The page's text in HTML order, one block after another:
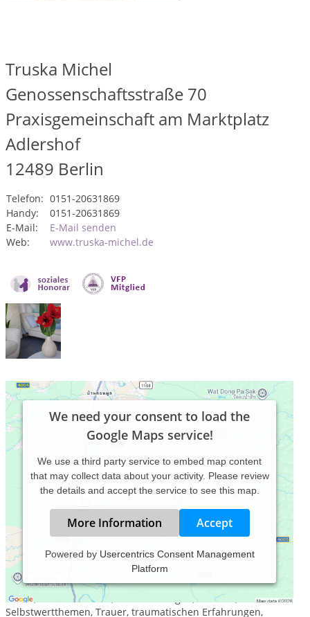
Truska Michel
Genossenschaftsstraße 70
Praxisgemeinschaft am Marktplatz
Adlershof
12489 Berlin
Telefon: 0151-20631869
Handy:
0151-20631869
E-Mail:
E-Mail senden
Web:
www.truska-michel.de
We need your consent to load the
Google Maps service!
We use a third party service to embed map content
that may collect data about your activity. Please review
the details and accept the service to see this map.
More Information Accept
Powered by Usercentrics Consent Management
Platform
Ich begleite Menschen in Lebens- und Beziehungskrisen, bei
Trennung, Konflikten in Familie und Beruf, Erschöpfung,
Stress, innerer Unruhe, Schlafstörungen, Burnout,
Selbstwertthemen, Trauer, traumatischen Erfahrungen,